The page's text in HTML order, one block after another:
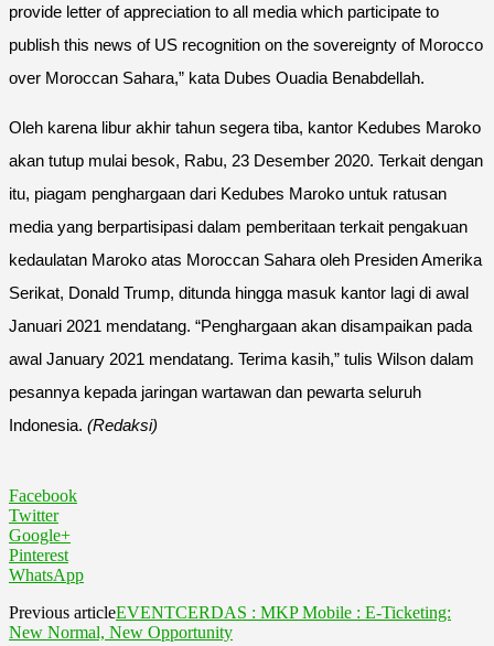
provide letter of appreciation to all media which participate to
publish this news of US recognition on the sovereignty of Morocco
over Moroccan Sahara,” kata Dubes Ouadia Benabdellah.
Oleh karena libur akhir tahun segera tiba, kantor Kedubes Maroko
akan tutup mulai besok, Rabu, 23 Desember 2020. Terkait dengan
itu, piagam penghargaan dari Kedubes Maroko untuk ratusan
media yang berpartisipasi dalam pemberitaan terkait pengakuan
kedaulatan Maroko atas Moroccan Sahara oleh Presiden Amerika
Serikat, Donald Trump, ditunda hingga masuk kantor lagi di awal
Januari 2021 mendatang. “Penghargaan akan disampaikan pada
awal January 2021 mendatang. Terima kasih,” tulis Wilson dalam
pesannya kepada jaringan wartawan dan pewarta seluruh
Indonesia. (Redaksi)
Facebook
Twitter
Google+
Pinterest
WhatsApp
Previous articleEVENTCERDAS : MKP Mobile : E-Ticketing:
New Normal, New Opportunity